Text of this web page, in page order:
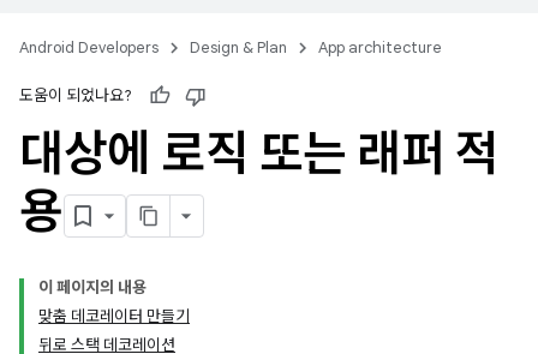
Android Developers Design & Plan App architecture
도움이 되었나요?
대상에 로직 또는 래퍼 적
용
이 페이지의 내용
맞춤 데코레이터 만들기
뒤로 스택 데코레이션